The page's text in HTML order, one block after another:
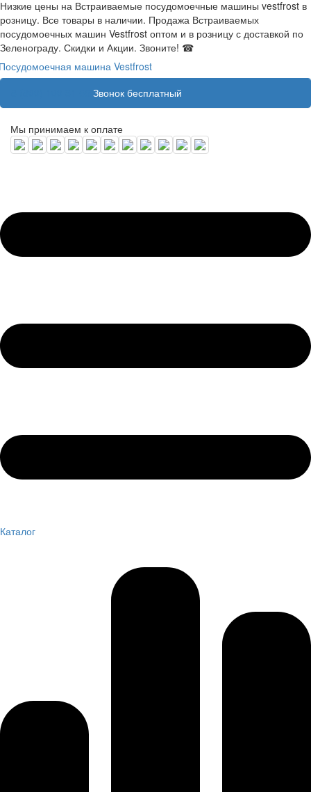
Низкие цены на Встраиваемые посудомоечные машины vestfrost в
розницу. Все товары в наличии. Продажа Встраиваемых
посудомоечных машин Vestfrost оптом и в розницу с доставкой по
Зеленограду. Скидки и Акции. Звоните! ☎
машина Vestfrost
Звонок бесплатный
Мы принимаем к оплате
Каталог